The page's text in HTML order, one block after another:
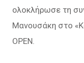
ολοκλήρωσε τη
Μανουσάκη στο
ΟΡΕΝ.